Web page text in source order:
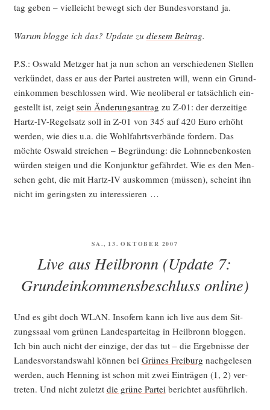
tag geben – viel­leicht bewegt sich der Bun­des­vor­stand ja.
War­um blog­ge ich das? Update zu die­sem Bei­trag.
P.S.: Oswald Metz­ger hat ja nun schon an ver­schie­de­nen Stel­len
ver­kün­det, dass er aus der Par­tei aus­tre­ten will, wenn ein Grund­
ein­kom­men beschlos­sen wird. Wie neo­li­be­ral er tat­säch­lich ein­
ge­stellt ist, zeigt sein Ände­rungs­an­trag zu Z‑01: der der­zei­ti­ge
Hartz-IV-Regel­satz soll in Z‑01 von 345 auf 420 Euro erhöht
wer­den, wie dies u.a. die Wohl­fahrts­ver­bän­de for­dern. Das
möch­te Oswald strei­chen – Begrün­dung: die Lohn­ne­ben­kos­ten
wür­den stei­gen und die Kon­junk­tur gefähr­det. Wie es den Men­
schen geht, die mit Hartz-IV aus­kom­men (müs­sen), scheint ihn
nicht im gerings­ten zu interessieren …
VERÖFFENTLICHT
SA., 13. OKTOBER 2007
Live aus Heilbronn (Update 7:
Grundeinkommensbeschluss online)
Und es gibt doch WLAN. Inso­fern kann ich live aus dem Sit­
zungs­saal vom grü­nen Lan­des­par­tei­tag in Heil­bronn blog­gen.
Ich bin auch nicht der ein­zi­ge, der das tut – die Ergeb­nis­se der
Lan­des­vor­stands­wahl kön­nen bei Grü­nes Frei­burg nach­ge­le­sen
wer­den, auch Hen­ning ist schon mit zwei Ein­trä­gen (1 , 2) ver­
tre­ten. Und nicht zuletzt die grü­ne Par­tei berich­tet ausführlich.